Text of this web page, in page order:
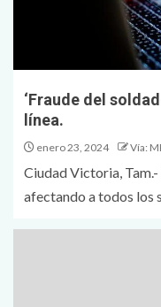
‘Fraude del
línea.
enero 23, 2024 Vía:
Ciudad Victoria,
afectando a todos los